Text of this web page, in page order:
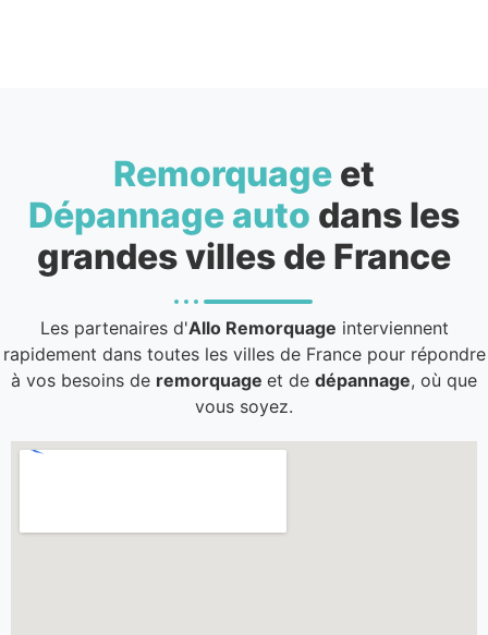
Remorquage et
Dépannage auto dans les
grandes villes de France
Les partenaires d'Allo Remorquage interviennent
rapidement dans toutes les villes de France pour répondre
à vos besoins de remorquage et de dépannage, où que
vous soyez.